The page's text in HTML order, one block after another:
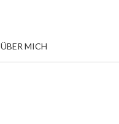
ÜBER MICH